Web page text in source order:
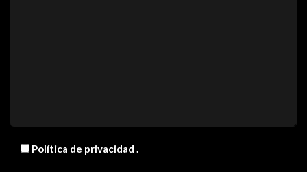
Política de privacidad .